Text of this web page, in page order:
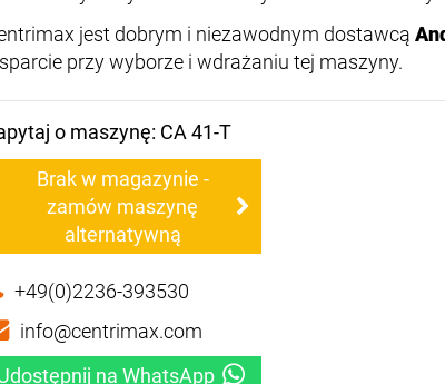
jest dobrym i niezawodnym dostawcą
przy wyborze i wdrażaniu tej maszyny.
o maszynę: CA 41-T
Brak w magazynie -
zamów maszynę
alternatywną
+49(0)2236-393530
info@centrimax.com
na WhatsApp